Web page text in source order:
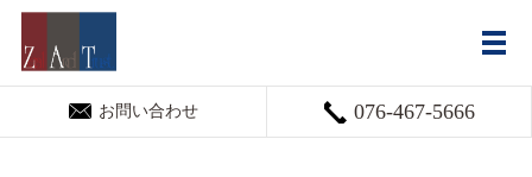
お問い合わせ 076-467-5666
メ